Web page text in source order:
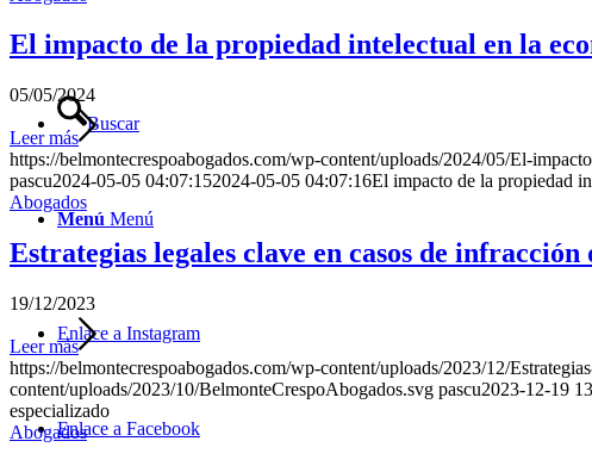
Buscar
Menú Menú
Enlace a Instagram
Enlace a Facebook
El impacto de la propiedad intelectual en la
05/05/2024
Leer más
https://belmontecrespoabogados.com/wp-content/uploads/2024/05/El-
pascu2024-05-05 04:07:152024-05-05 04:07:16El impacto de la propiedad
Abogados
Estrategias legales clave en casos de
19/12/2023
Leer más
https://belmontecrespoabogados.com/wp-content/uploads/2023/12/
content/uploads/2023/10/BelmonteCrespoAbogados.svg pascu2023-12-19
especializado
Abogados